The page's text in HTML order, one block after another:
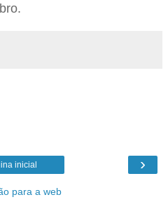
›
inicial
para a web